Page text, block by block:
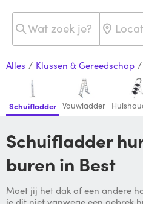
Alles / Klussen & Gereedschap /
Schuifladder Vouwladder
Schuifladder huren van je
buren in Best
Moet jij het dak of een andere